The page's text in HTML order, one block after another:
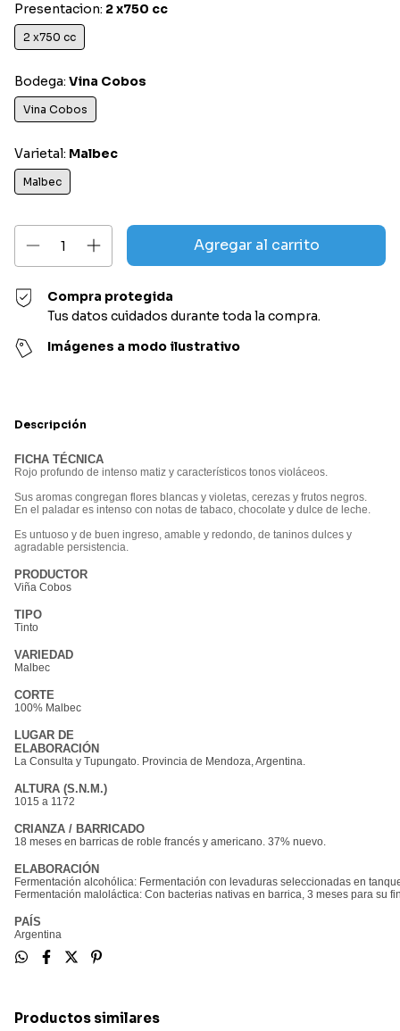
Presentacion: 2 x750 cc
2 x750 cc
Bodega: Vina Cobos
Vina Cobos
Varietal: Malbec
Malbec
Compra protegida
Tus datos cuidados durante toda la compra.
Imágenes a modo ilustrativo
Descripción
FICHA TÉCNICA
Rojo profundo de intenso matiz y característicos tonos violáceos.
Sus aromas congregan flores blancas y violetas, cerezas y frutos negros.
En el paladar es intenso con notas de tabaco, chocolate y dulce de leche.
Es untuoso y de buen ingreso, amable y redondo, de taninos dulces y
agradable persistencia.
PRODUCTOR
Viña Cobos
TIPO
Tinto
VARIEDAD
Malbec
CORTE
100% Malbec
LUGAR DE
ELABORACIÓN
La Consulta y Tupungato. Provincia de Mendoza, Argentina.
ALTURA (S.N.M.)
1015 a 1172
CRIANZA / BARRICADO
18 meses en barricas de roble francés y americano. 37% nuevo.
ELABORACIÓN
Fermentación alcohólica: Fermentación con levaduras seleccionadas en
Fermentación maloláctica: Con bacterias nativas en barrica, 3 meses para su
PAÍS
Argentina
Productos similares